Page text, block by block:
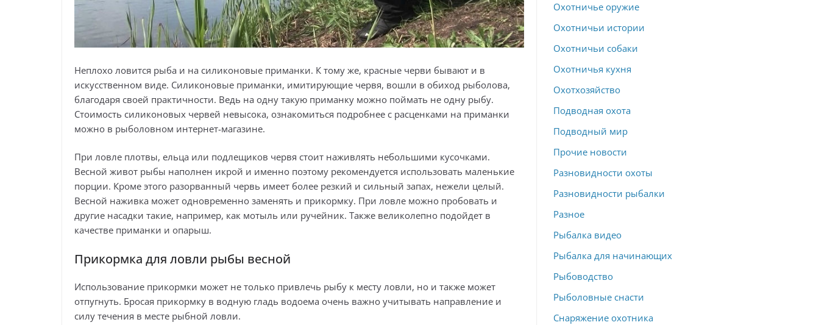
Неплохо ловится рыба и на силиконовые приманки. К тому же, красные черви бывают и в
искусственном виде. Силиконовые приманки, имитирующие червя, вошли в обиход рыболова,
благодаря своей практичности. Ведь на одну такую приманку можно поймать не одну рыбу.
Стоимость силиконовых червей невысока, ознакомиться подробнее с расценками на приманки
можно в рыболовном интернет-магазине.
При ловле плотвы, ельца или подлещиков червя стоит наживлять небольшими кусочками.
Весной живот рыбы наполнен икрой и именно поэтому рекомендуется использовать маленькие
порции. Кроме этого разорванный червь имеет более резкий и сильный запах, нежели целый.
Весной наживка может одновременно заменять и прикормку. При ловле можно пробовать и
другие насадки такие, например, как мотыль или ручейник. Также великолепно подойдет в
качестве приманки и опарыш.
Прикормка для ловли рыбы весной
Использование прикормки может не только привлечь рыбу к месту ловли, но и также может
отпугнуть. Бросая прикормку в водную гладь водоема очень важно учитывать направление и
силу течения в месте рыбной ловли.
Охотничье оружие
Охотничьи истории
Охотничьи собаки
Охотничья кухня
Охотхозяйство
Подводная охота
Подводный мир
Прочие новости
Разновидности охоты
Разновидности рыбалки
Разное
Рыбалка видео
Рыбалка для начинающих
Рыбоводство
Рыболовные снасти
Снаряжение охотника